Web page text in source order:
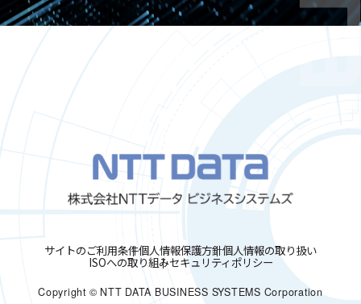
サイトのご利用条件個人情報保護方針個人情報の取り扱い
ISOへの取り組みセキュリティポリシー
Copyright © NTT DATA BUSINESS SYSTEMS Corporation